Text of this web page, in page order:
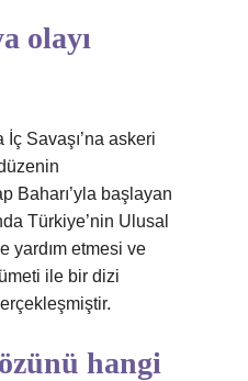
olayı
Savaşı’na askeri
Baharı’yla başlayan
Türkiye’nin Ulusal
yardım etmesi ve
ile bir dizi
hangi